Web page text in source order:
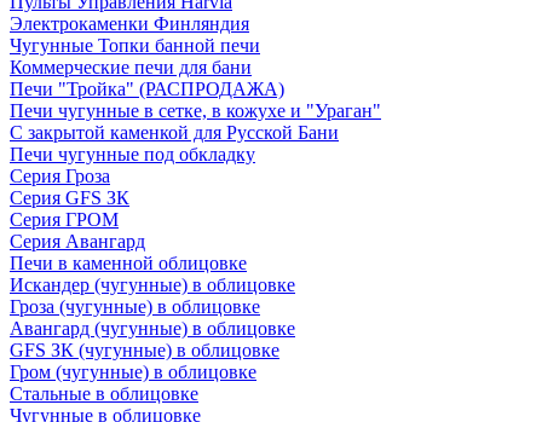
Электрокаменки Финляндия
Чугунные Топки банной печи
Коммерческие печи для бани
Печи "Тройка" (РАСПРОДАЖА)
Печи чугунные в сетке, в кожухе и "Ураган"
С закрытой каменкой для Русской Бани
Печи чугунные под обкладку
Серия Гроза
Серия GFS ЗК
Серия ГРОМ
Серия Авангард
Печи в каменной облицовке
Искандер (чугунные) в облицовке
Гроза (чугунные) в облицовке
Авангард (чугунные) в облицовке
GFS ЗК (чугунные) в облицовке
Гром (чугунные) в облицовке
Стальные в облицовке
Чугунные в облицовке